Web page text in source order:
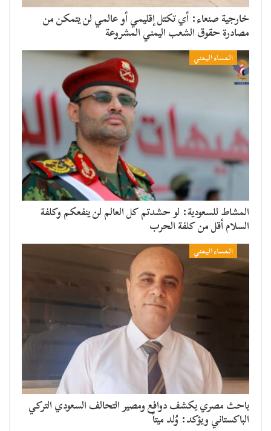
خارجية صنعاء: أي تكتل إقليمي أو عالمي لن يتمكن من
مصادرة حقوق الشعب اليمني المشروعة
المساء اليمني
المشاط للسعودية: لو حشدتم كل العالم لن ينفعكم وكلفة
السلام أقل من كلفة الحرب
المساء اليمني
باحث مصري يكشف دوافع ومصير التحالف السعودي التركي
الباكستاني ويؤكد: وُلد ميتاً